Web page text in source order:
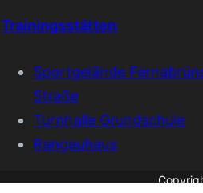
Trainingsstätten
Sportgelände
Straße
Turnhalle Grundschule
Rangauhaus